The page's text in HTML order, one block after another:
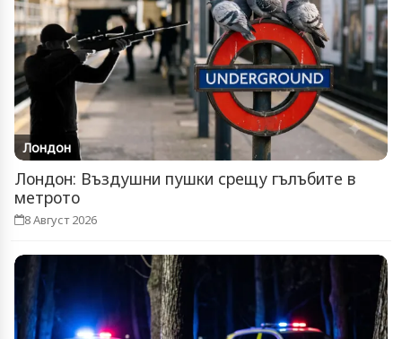
Лондон
Лондон: Въздушни пушки срещу гълъбите в
метрото
8 Август 2026